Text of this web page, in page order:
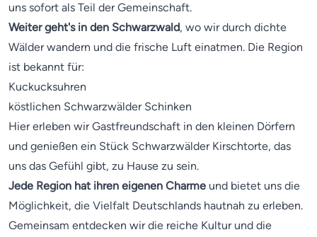
uns sofort als Teil der Gemeinschaft.
Weiter geht's in den Schwarzwald, wo wir durch dichte
Wälder wandern und die frische Luft einatmen. Die Region
ist bekannt für:
Kuckucksuhren
köstlichen Schwarzwälder Schinken
Hier erleben wir Gastfreundschaft in den kleinen Dörfern
und genießen ein Stück Schwarzwälder Kirschtorte, das
uns das Gefühl gibt, zu Hause zu sein.
Jede Region hat ihren eigenen Charme und bietet uns die
Möglichkeit, die Vielfalt Deutschlands hautnah zu erleben.
Gemeinsam entdecken wir die reiche Kultur und die